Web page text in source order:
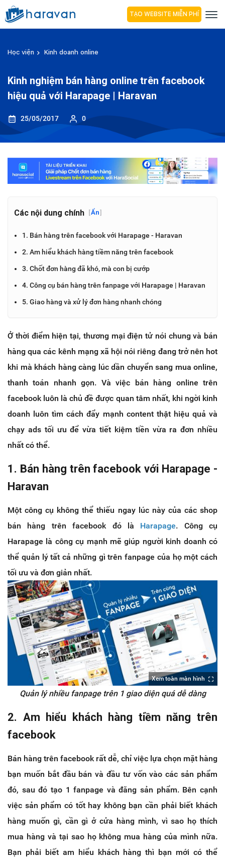
TẠO WEBSITE MIỄN PHÍ
Học viện Kinh doanh online
Kinh nghiệm bán hàng online trên facebook
hiệu quả với Harapage | Haravan
25/05/2017 0
Các nội dung chính [Ẩn]
1. Bán hàng trên facebook với Harapage - Haravan
2. Am hiểu khách hàng tiềm năng trên facebook
3. Chốt đơn hàng đã khó, mà con bị cướp
4. Công cụ bán hàng trên fanpage với Harapage | Haravan
5. Giao hàng và xử lý đơn hàng nhanh chóng
Ở thời điểm hiện tại, thương mại điện tử nói chung và bán
hàng qua các kênh mạng xã hội nói riêng đang trở nên hot
khi mà khách hàng càng lúc dần chuyển sang mua online,
thanh toán nhanh gọn. Và việc bán hàng online trên
facebook luôn là chủ đề được quan tâm nhất, khi ngời kinh
doanh luôn tìm cách đẩy mạnh content thật hiệu quả và
chạy ads tối ưu để vừa tiết kiệm tiền vừa ra đơn nhiều
nhất có thể.
1. Bán hàng trên facebook với Harapage -
Haravan
Một công cụ không thể thiếu ngay lúc này của các shop
bán hàng trên facebook đó là Harapage. Công cụ
Harapage là công cụ mạnh mẽ giúp người kinh doanh có
thể quản lý tất cả những gì trên fanpage của họ một cách
tối ưu và đơn giản nhất.
Xem toàn màn hình
Quản lý nhiều fanpage trên 1 giao diện quá dễ dàng
2. Am hiểu khách hàng tiềm năng trên
facebook
Bán hàng trên facebook rất dễ, chỉ việc lựa chọn mặt hàng
bạn muốn bắt đầu bán và đầu tư vốn vào các sản phẩm
đó, sau đó tạo 1 fanpage và đăng sản phẩm. Bên cạnh
việc sản phẩm có tốt hay không bạn cần phải biết khách
hàng muốn gì, cần gì ở cửa hàng mình, vì sao họ thích
mua hàng và tại sao họ không mua hàng của mình nữa.
Bạn phải biết am hiểu khách hàng thì bạn mới có thể